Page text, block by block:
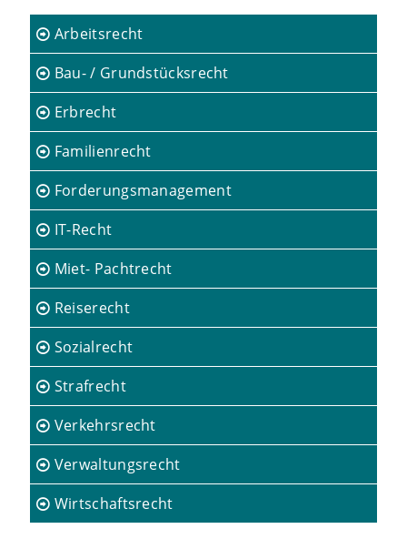
Arbeitsrecht
Bau- / Grundstücksrecht
Erbrecht
Familienrecht
Forderungsmanagement
IT-Recht
Miet- Pachtrecht
Reiserecht
Sozialrecht
Strafrecht
Verkehrsrecht
Verwaltungsrecht
Wirtschaftsrecht